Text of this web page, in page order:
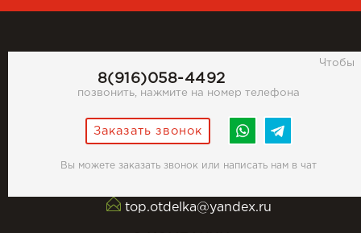
8(916)058-4492
Чтобы
позвонить, нажмите на номер телефона
Заказать звонок
Вы можете заказать звонок или написать нам в чат
top.otdelka@yandex.ru